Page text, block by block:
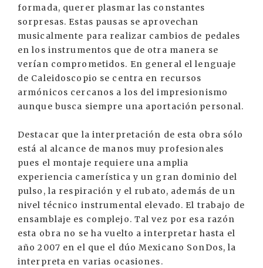
formada, querer plasmar las constantes
sorpresas. Estas pausas se aprovechan
musicalmente para realizar cambios de pedales
en los instrumentos que de otra manera se
verían comprometidos. En general el lenguaje
de Caleidoscopio se centra en recursos
armónicos cercanos a los del impresionismo
aunque busca siempre una aportación personal.
Destacar que la interpretación de esta obra sólo
está al alcance de manos muy profesionales
pues el montaje requiere una amplia
experiencia camerística y un gran dominio del
pulso, la respiración y el rubato, además de un
nivel técnico instrumental elevado. El trabajo de
ensamblaje es complejo. Tal vez por esa razón
esta obra no se ha vuelto a interpretar hasta el
año 2007 en el que el dúo Mexicano SonDos, la
interpreta en varias ocasiones.